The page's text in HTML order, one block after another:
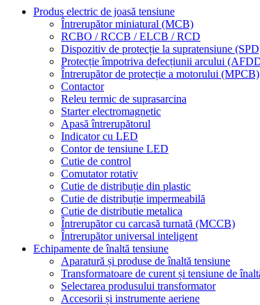
Produs electric de joasă tensiune
Întrerupător miniatural (MCB)
RCBO / RCCB / ELCB / RCD
Dispozitiv de protecție la supratensiune
Protecție împotriva defecțiunii arcului
Întrerupător de protecție a motorului (MPCB)
Contactor
Releu termic de suprasarcina
Starter electromagnetic
Apasă întrerupătorul
Indicator cu LED
Contor de tensiune LED
Cutie de control
Comutator rotativ
Cutie de distribuție din plastic
Cutie de distribuție impermeabilă
Cutie de distributie metalica
Întrerupător cu carcasă turnată (MCCB)
Întrerupător universal inteligent
Echipamente de înaltă tensiune
Aparatură și produse de înaltă tensiune
Transformatoare de curent și tensiune de
Selectarea produsului transformator
Accesorii și instrumente aeriene